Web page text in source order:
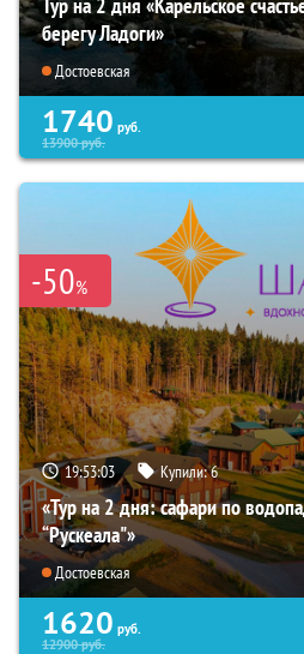
берегу Ладоги»
Достоевская
1740 руб.
13900руб.
-50%
19:53:01 Купили:6
«Тур на 2 дня: сафари по
“Рускеала"»
Достоевская
1620 руб.
12900руб.